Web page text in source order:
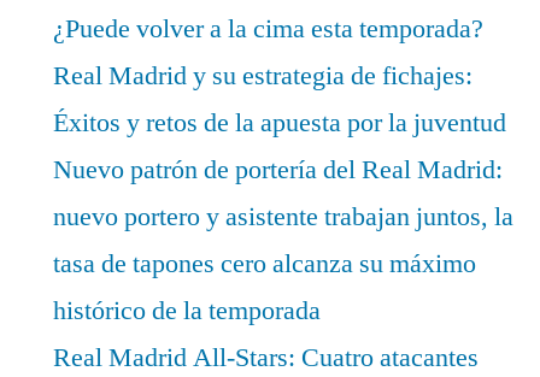
¿Puede volver a la cima esta temporada?
Real Madrid y su estrategia de fichajes:
Éxitos y retos de la apuesta por la juventud
Nuevo patrón de portería del Real Madrid:
nuevo portero y asistente trabajan juntos, la
tasa de tapones cero alcanza su máximo
histórico de la temporada
Real Madrid All-Stars: Cuatro atacantes